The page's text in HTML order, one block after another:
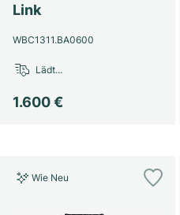
Damenuhren
Damenuhren
Link
WBC1311.BA0600
1.600 €
Lädt...
Wie Neu